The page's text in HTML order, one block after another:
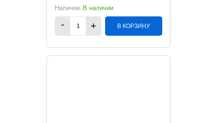
В наличии
В КОРЗИНУ